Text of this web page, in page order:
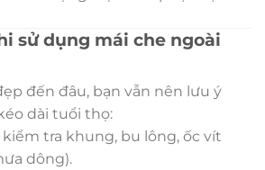
sử dụng mái che ngoài
đến đâu, bạn vẫn nên lưu ý
dài tuổi thọ:
tra khung, bu lông, ốc vít
dông).